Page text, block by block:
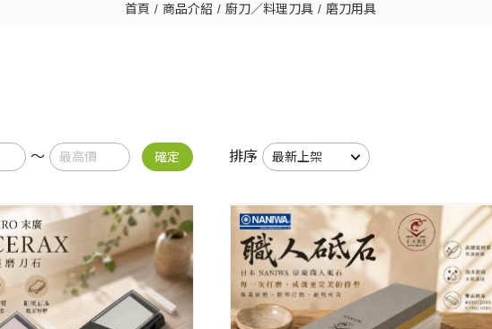
首頁 商品介紹 廚刀／料理刀具 磨刀用具
～ 確定 排序